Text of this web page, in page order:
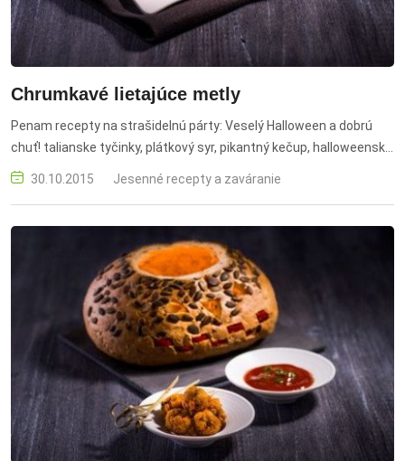
Chrumkavé lietajúce metly
Penam recepty na strašidelnú párty: Veselý Halloween a dobrú
chuť! talianske tyčinky, plátkový syr, pikantný kečup, halloweenské
občerstvenie, kreatívne predjedlo
30.10.2015 Jesenné recepty a zaváranie